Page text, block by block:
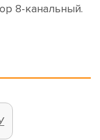
8-канальный.